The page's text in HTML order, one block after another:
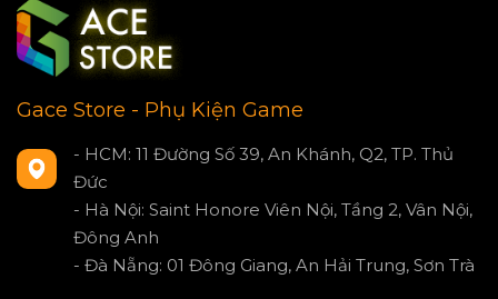
Gace Store - Phụ Kiện Game
- HCM: 11 Đường Số 39, An Khánh, Q2, TP. Thủ
Đức
- Hà Nội: Saint Honore Viên Nội, Tầng 2, Vân Nội,
Đông Anh
- Đà Nẵng: 01 Đông Giang, An Hải Trung, Sơn Trà